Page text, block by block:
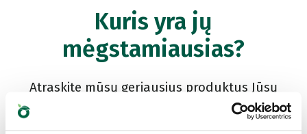
Kuris yra jų
mėgstamiausias?
Atraskite mūsų geriausius produktus Jūsų